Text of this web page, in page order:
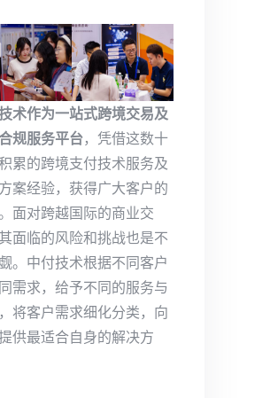
术作为一站式跨境交易及
规服务平台，凭借这数十
累的跨境支付技术服务及
案经验，获得广大客户的
面对跨越国际的商业交
面临的风险和挑战也是不
。中付技术根据不同客户
需求，给予不同的服务与
将客户需求细化分类，向
供最适合自身的解决方